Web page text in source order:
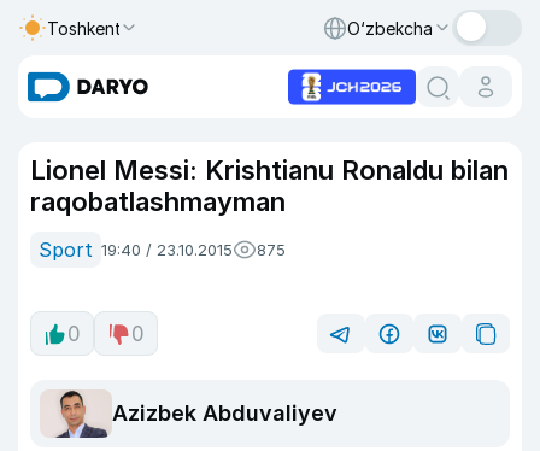
Toshkent O‘zbekcha
Lionel Messi: Krishtianu Ronaldu bilan
raqobatlashmayman
Sport 19:40 / 23.10.2015 875
0 0
Azizbek Abduvaliyev